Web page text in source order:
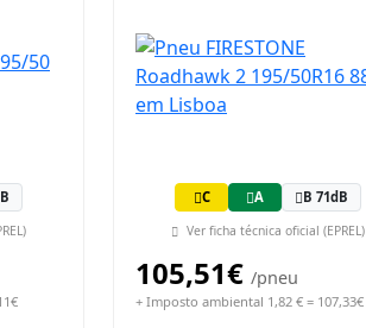
C A B 71dB
Ver ficha técnica oficial (EPREL)
105,51€ /pneu
+ Imposto ambiental 1,82 € = 107,33€